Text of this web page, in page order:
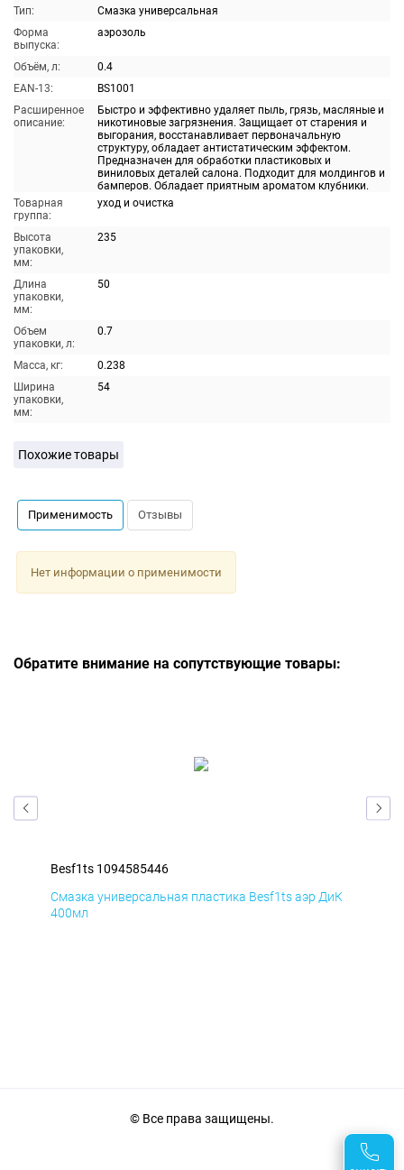
Тип:
Смазка универсальная
Форма
выпуска:
аэрозоль
Объём, л:
0.4
EAN-13:
BS1001
Расширенное
описание:
Быстро и эффективно удаляет пыль, грязь, масляные и
никотиновые загрязнения. Защищает от старения и
выгорания, восстанавливает первоначальную
структуру, обладает антистатическим эффектом.
Предназначен для обработки пластиковых и
виниловых деталей салона. Подходит для молдингов и
бамперов. Обладает приятным ароматом клубники.
Товарная
группа:
уход и очистка
Высота
упаковки,
мм:
235
Длина
упаковки,
мм:
50
Объем
упаковки, л:
0.7
Масса, кг:
0.238
Ширина
упаковки,
мм:
54
Похожие товары
Применимость Отзывы
Нет информации о применимости
Обратите внимание на сопутствующие товары:
Besf1ts 1094585446
Смазка универсальная пластика Besf1ts аэр ДиК
400мл
© Все права защищены.